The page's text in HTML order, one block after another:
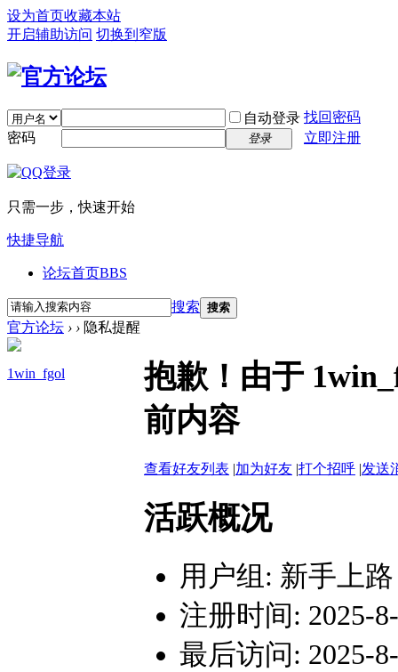
设为首页收藏本站
开启辅助访问 切换到窄版
自动登录 找回密码
密码
登录 立即注册
只需一步，快速开始
快捷导航
论坛首页BBS
搜索 搜索
官方论坛 › › 隐私提醒
1win_fgol
抱歉！由于
前内容
查看好友列表 |加为好友 |打个招呼 |发送
活跃概况
用户组: 新手上路
注册时间: 2025-
最后访问: 2025-